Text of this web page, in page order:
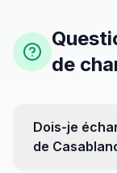
de
Dois-je
de